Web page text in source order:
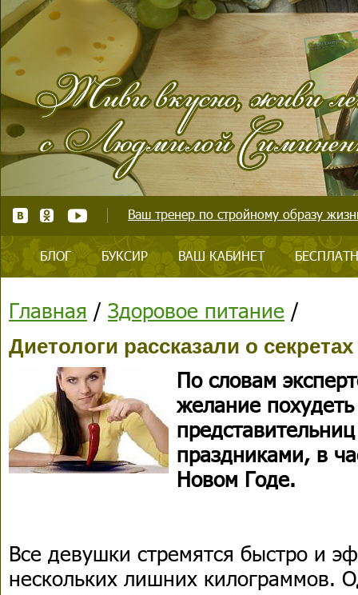
Ваш тренер по стройному образу
БЛОГ БУКСИР ВАШ КАБИНЕТ
Главная / Здоровое питание /
Диетологи рассказали о
По словам
желание
праздниками, в
Новом Годе.
Все девушки стремятся быстро и
нескольких лишних килограммов.